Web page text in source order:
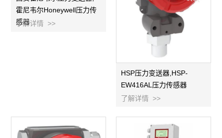
霍尼韦尔Honeywell压力传
感器
了解详情 >>
HSP压力变送器,HSP-
EW416AL压力传感器
了解详情 >>